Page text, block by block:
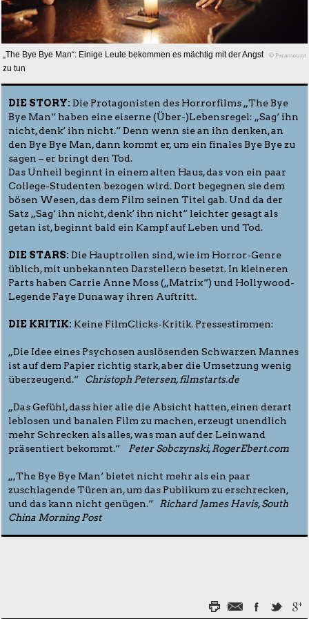
„The Bye Bye Man“: Einige Leute bekommen es mächtig mit der Angst
zu tun
© Paramount
DIE STORY: Die Protagonisten des Horrorfilms „The Bye
Bye Man“ haben eine eiserne (Über-)Lebensregel: „Sag‘ ihn
nicht, denk‘ ihn nicht.“ Denn wenn sie an ihn denken, an
den Bye Bye Man, dann kommt er, um ein finales Bye Bye zu
sagen – er bringt den Tod.
Das Unheil beginnt in einem alten Haus, das von ein paar
College-Studenten bezogen wird. Dort begegnen sie dem
bösen Wesen, das dem Film seinen Titel gab. Und da der
Satz „Sag‘ ihn nicht, denk‘ ihn nicht“ leichter gesagt als
getan ist, beginnt bald ein Kampf auf Leben und Tod.
DIE STARS: Die Hauptrollen sind, wie im Horror-Genre
üblich, mit unbekannten Darstellern besetzt. In kleineren
Parts haben Carrie Anne Moss („Matrix“) und Hollywood-
Legende Faye Dunaway ihren Auftritt.
DIE KRITIK: Keine FilmClicks-Kritik. Pressestimmen:
„Die Idee eines Psychosen auslösenden Schwarzen Mannes
ist auf dem Papier richtig stark, aber die Umsetzung wenig
überzeugend.“ Christoph Petersen, filmstarts.de
„Das Gefühl, dass hier alle die Absicht hatten, einen derart
leblosen und banalen Film zu machen, erzeugt unendlich
mehr Schrecken als alles, was man auf der Leinwand
präsentiert bekommt.“ Peter Sobczynski, RogerEbert.com
„,The Bye Bye Man‘ bietet nicht mehr als ein paar
zuschlagende Türen an, um das Publikum zu erschrecken,
und das kann nicht genügen.“ Richard James Havis, South
China Morning Post